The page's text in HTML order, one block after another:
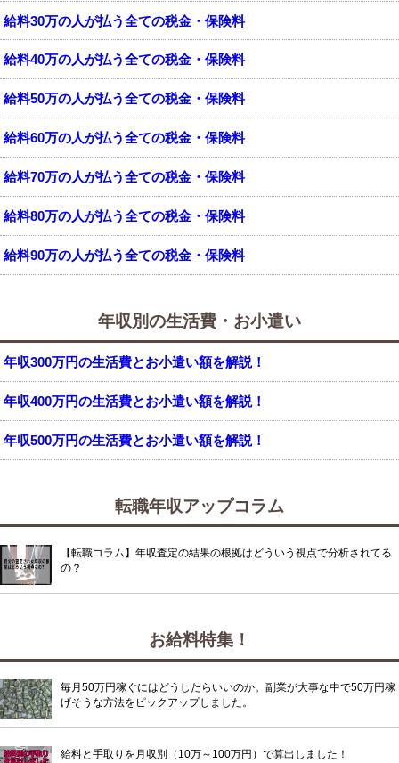
給料30万の人が払う全ての税金・保険料
給料40万の人が払う全ての税金・保険料
給料50万の人が払う全ての税金・保険料
給料60万の人が払う全ての税金・保険料
給料70万の人が払う全ての税金・保険料
給料80万の人が払う全ての税金・保険料
給料90万の人が払う全ての税金・保険料
年収別の生活費・お小遣い
年収300万円の生活費とお小遣い額を解説！
年収400万円の生活費とお小遣い額を解説！
年収500万円の生活費とお小遣い額を解説！
転職年収アップコラム
【転職コラム】年収査定の結果の根拠はどういう視点で分析されてる
の？
お給料特集！
毎月50万円稼ぐにはどうしたらいいのか。副業が大事な中で50万円稼
げそうな方法をピックアップしました。
給料と手取りを月収別（10万～100万円）で算出しました！